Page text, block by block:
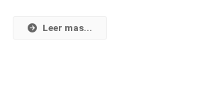
Leer mas...